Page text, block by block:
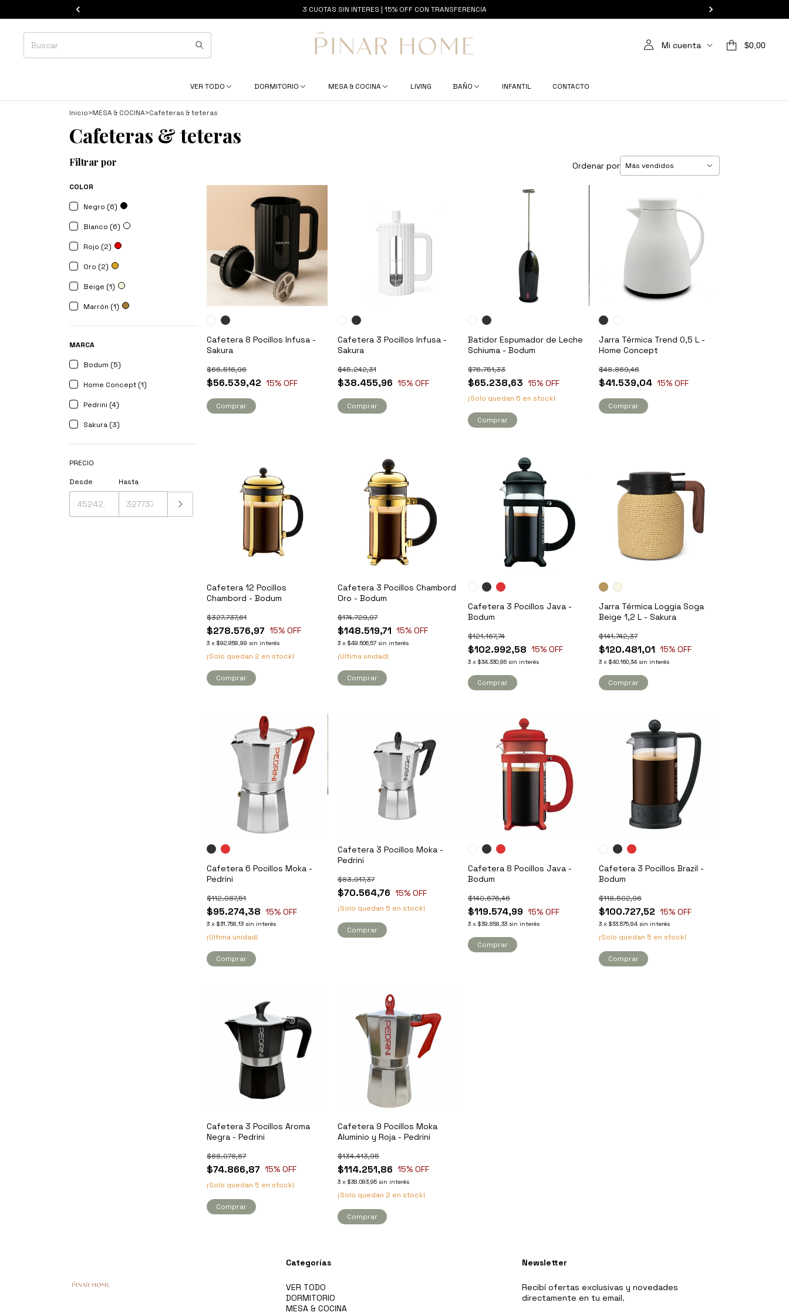
3 CUOTAS SIN INTERES | 15% OFF CON TRANSFERENCIA
Mi cuenta $0,00
VER TODO DORMITORIO MESA & COCINA LIVING BAÑO INFANTIL CONTACTO
Inicio>MESA & COCINA>Cafeteras & teteras
Cafeteras & teteras
Filtrar por
COLOR
Negro (6)
Blanco (6)
Rojo (2)
Oro (2)
Beige (1)
Marrón (1)
MARCA
Bodum (5)
Home Concept (1)
Pedrini (4)
Sakura (3)
PRECIO
Desde
Hasta
Ordenar por
Cafetera 8 Pocillos Infusa -
Sakura
$56.539,42
$66.516,96
15% OFF
Comprar
Cafetera 3 Pocillos Infusa -
Sakura
$38.455,96
$45.242,31
15% OFF
Comprar
Batidor Espumador de Leche
Schiuma - Bodum
$65.238,63
$76.751,33
15% OFF
¡Solo quedan 5 en stock!
Comprar
Jarra Térmica Trend 0,5 L -
Home Concept
$41.539,04
$48.869,46
15% OFF
Comprar
Cafetera 12 Pocillos
Chambord - Bodum
$278.576,97
$327.737,61
15% OFF
3 x$92.858,99 sin interés
¡Solo quedan 2 en stock!
Comprar
Cafetera 3 Pocillos Chambord
Oro - Bodum
$148.519,71
$174.729,07
15% OFF
3 x $49.506,57 sin interés
¡Última unidad!
Comprar
Cafetera 3 Pocillos Java -
Bodum
$102.992,58
$121.167,74
15% OFF
3 x$34.330,86 sin interés
Comprar
Jarra Térmica Loggia Soga
Beige 1,2 L - Sakura
$120.481,01
$141.742,37
15% OFF
3 x $40.160,34 sin interés
Comprar
Cafetera 6 Pocillos Moka -
Pedrini
$95.274,38
$112.087,51
15% OFF
3 x$31.758,13 sin interés
¡Última unidad!
Comprar
Cafetera 3 Pocillos Moka -
Pedrini
$70.564,76
$83.017,37
15% OFF
¡Solo quedan 5 en stock!
Cafetera 8 Pocillos Java -
Bodum
$119.574,99
$140.676,46
15% OFF
3 x$39.858,33 sin interés
Comprar
Cafetera 3 Pocillos Brazil -
Bodum
$100.727,52
$118.502,96
15% OFF
3 x $33.575,84 sin interés
¡Solo quedan 5 en stock!
Comprar
Cafetera 3 Pocillos Aroma
Negra - Pedrini
$74.866,87
$88.078,67
15% OFF
¡Solo quedan 5 en stock!
Cafetera 9 Pocillos Moka
Aluminio y Roja - Pedrini
$114.251,86
$134.413,95
15% OFF
3 x $38.083,95 sin interés
¡Solo quedan 2 en stock!
Categorías
VER TODO
DORMITORIO
MESA & COCINA
Newsletter
Recibí ofertas exclusivas y novedades
directamente en tu email.